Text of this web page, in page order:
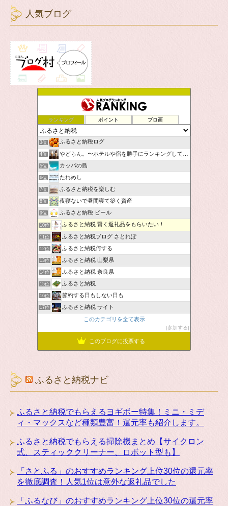
人気ブログ
ランキング ポイント ブロ画
3位 ふるさと納税ログ
4位 やどらん。〜ホテルや宿を勝手にランキングしてみた〜
5位 カッパの島
6位 たれめし
7位 ふるさと納税を楽しむ
8位 夜寝ないで昼間寝て築く資産
9位 ふるさと納税 ビール
10位 ふるさと納税 賢く返礼品をもらいたい！
11位 ふるさと納税ブログ さとれぽ
12位 ふるさと納税何する
13位 ふるさと納税 山梨県
14位 ふるさと納税 奈良県
15位 ふるさと納税
16位 節約する日もしない日も
17位
ふるさと納税 サイト
このカテゴリを全て表示
参加する
このブログに投票する
ふるさと納税ナビ
ふるさと納税でもらえるヨギボー特集！ミニ・ミデ
ィ・マックスなど種類豊富！還元率も紹介します。
ふるさと納税でもらえる掃除機まとめ【サイクロン
式、スティッククリーナー、ロボット型も】
「さとふる」のおすすめランキング上位30位の還元率
を徹底調査！人気1位は意外な返礼品でした
「ふるなび」のおすすめランキング上位30位の還元率